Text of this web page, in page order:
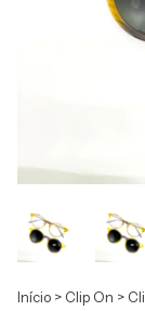
Início > Clip On >